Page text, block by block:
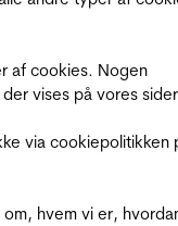
af cookies. Nogen
vises på vores
via cookiepolitikken
hvem vi er,